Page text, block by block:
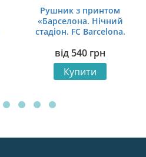
Рушник з принтом
«Барселона. Нічний
стадіон. FC Barcelona.
від 540 грн
Купити